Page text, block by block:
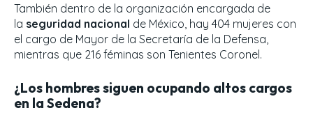
También dentro de la organización encargada de
la seguridad nacional de México, hay 404 mujeres con
el cargo de Mayor de la Secretaría de la Defensa,
mientras que 216 féminas son Tenientes Coronel.
¿Los hombres siguen ocupando altos cargos
en la Sedena?